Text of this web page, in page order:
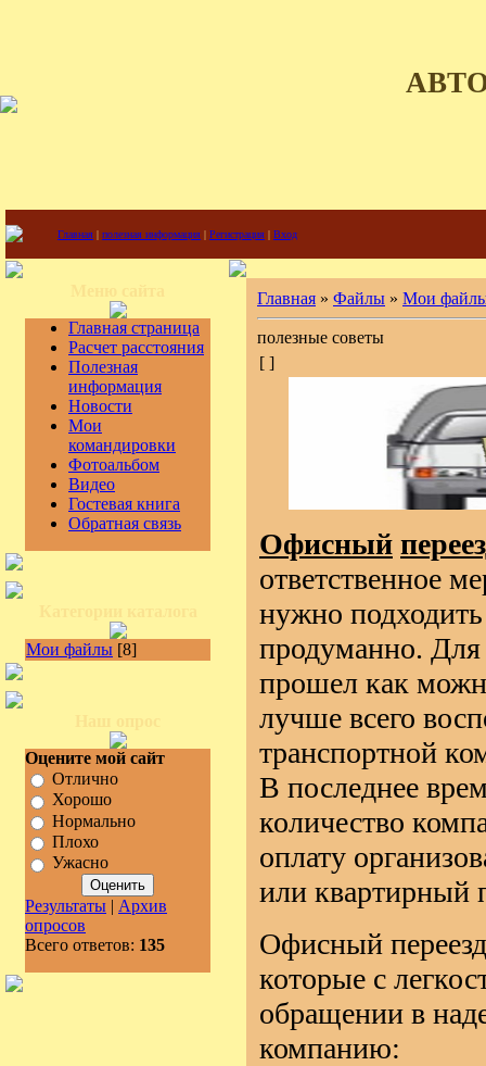
Главная | полезная информация | Регистрация | Вход
Главная страница
Расчет расстояния
Полезная
информация
Новости
Мои
командировки
Фотоальбом
Видео
Гостевая книга
Обратная связь
Мои файлы [8]
Оцените мой сайт
Отлично
Хорошо
Нормально
Плохо
Ужасно
Результаты | Архив
опросов
Всего ответов: 135
Главная » Файлы » Мои
полезные советы
[ ]
Офисный
ответственное
нужно
продуманно. Для
прошел как
лучше всего
транспортной
В последнее
количество
оплату
или квартирный
Офисный
которые с
обращении в
компанию: